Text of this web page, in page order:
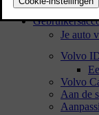
Je auto
Volvo
Volvo
Aan de